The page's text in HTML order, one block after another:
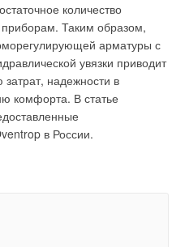
количество
Таким образом,
арматуры с
увязки приводит
надежности в
комфорта. В статье
в России.